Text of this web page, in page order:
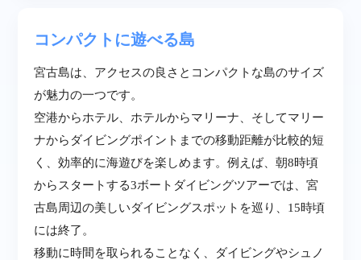
コンパクトに遊べる島
宮古島は、アクセスの良さとコンパクトな島のサイズ
が魅力の一つです。
空港からホテル、ホテルからマリーナ、そしてマリー
ナからダイビングポイントまでの移動距離が比較的短
く、効率的に海遊びを楽しめます。例えば、朝8時頃
からスタートする3ボートダイビングツアーでは、宮
古島周辺の美しいダイビングスポットを巡り、15時頃
には終了。
移動に時間を取られることなく、ダイビングやシュノ